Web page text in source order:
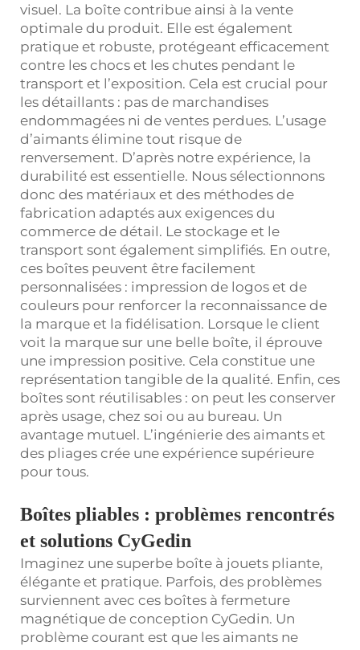
visuel. La boîte contribue ainsi à la vente
optimale du produit. Elle est également
pratique et robuste, protégeant efficacement
contre les chocs et les chutes pendant le
transport et l’exposition. Cela est crucial pour
les détaillants : pas de marchandises
endommagées ni de ventes perdues. L’usage
d’aimants élimine tout risque de
renversement. D’après notre expérience, la
durabilité est essentielle. Nous sélectionnons
donc des matériaux et des méthodes de
fabrication adaptés aux exigences du
commerce de détail. Le stockage et le
transport sont également simplifiés. En outre,
ces boîtes peuvent être facilement
personnalisées : impression de logos et de
couleurs pour renforcer la reconnaissance de
la marque et la fidélisation. Lorsque le client
voit la marque sur une belle boîte, il éprouve
une impression positive. Cela constitue une
représentation tangible de la qualité. Enfin, ces
boîtes sont réutilisables : on peut les conserver
après usage, chez soi ou au bureau. Un
avantage mutuel. L’ingénierie des aimants et
des pliages crée une expérience supérieure
pour tous.
Boîtes pliables : problèmes rencontrés
et solutions CyGedin
Imaginez une superbe boîte à jouets pliante,
élégante et pratique. Parfois, des problèmes
surviennent avec ces boîtes à fermeture
magnétique de conception CyGedin. Un
problème courant est que les aimants ne